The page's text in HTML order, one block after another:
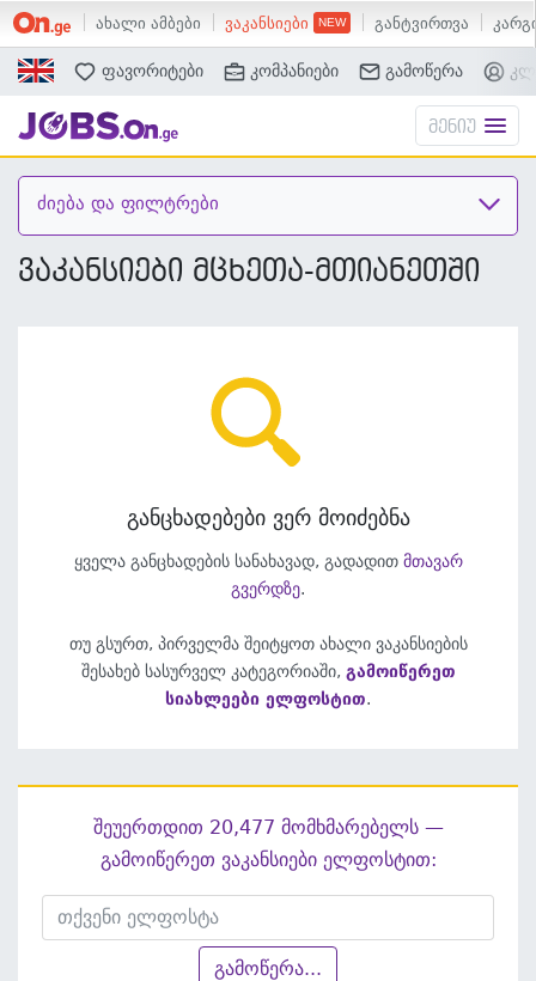
ახალი ამბები ვაკანსიები განტვირთვა
ძებნა
ფავორიტები კომპანიები გამოწერა
მენიუ
ძიება და ფილტრები
ვაკანსიები მცხეთა-მთიანეთში
განცხადებები ვერ მოიძებნა
ყველა განცხადების სანახავად, გადადით მთავარ
გვერდზე.
თუ გსურთ, პირველმა შეიტყოთ ახალი ვაკანსიების
შესახებ სასურველ კატეგორიაში, გამოიწერეთ
სიახლეები ელფოსტით.
შეუერთდით 20,477 მომხმარებელს —
გამოიწერეთ ვაკანსიები ელფოსტით:
გამოწერა...